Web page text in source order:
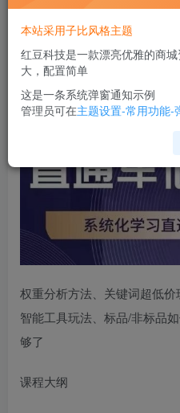
直通车低价引流课，系统化学
权重分析方法、关键词超低价
智能工具玩法、标品/非标品
够了
课程大纲
本站采用子比风格主题
红豆科技是一款漂亮优雅的商
大，配置简单
这是一条系统弹窗通知示例
管理员可在主题设置-常用功能-